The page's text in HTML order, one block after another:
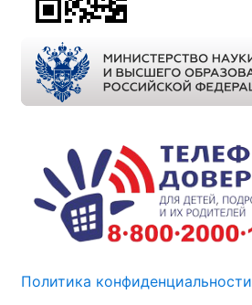
Политика конфиденциальности